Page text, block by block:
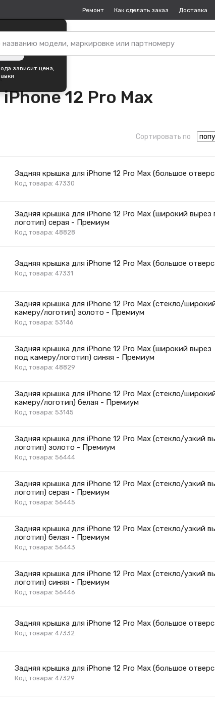
зависит цена,
Ремонт Как сделать заказ Доставка
12 Pro Max
Сортировать по
Задняя крышка для iPhone 12 Pro Max (большое
Код товара: 47330
Задняя крышка для iPhone 12 Pro Max (широкий вырез
логотип) серая - Премиум
Код товара: 48828
Задняя крышка для iPhone 12 Pro Max (большое
Код товара: 47331
Задняя крышка для iPhone 12 Pro Max (стекло/
камеру/логотип) золото - Премиум
Код товара: 53146
Задняя крышка для iPhone 12 Pro Max (широкий вырез
под камеру/логотип) синяя - Премиум
Код товара: 48829
Задняя крышка для iPhone 12 Pro Max (стекло/
камеру/логотип) белая - Премиум
Код товара: 53145
Задняя крышка для iPhone 12 Pro Max (стекло/узкий
логотип) золото - Премиум
Код товара: 56444
Задняя крышка для iPhone 12 Pro Max (стекло/узкий
логотип) серая - Премиум
Код товара: 56445
Задняя крышка для iPhone 12 Pro Max (стекло/узкий
логотип) белая - Премиум
Код товара: 56443
Задняя крышка для iPhone 12 Pro Max (стекло/узкий
логотип) синяя - Премиум
Код товара: 56446
Задняя крышка для iPhone 12 Pro Max (большое
Код товара: 47332
Задняя крышка для iPhone 12 Pro Max (большое
Код товара: 47329